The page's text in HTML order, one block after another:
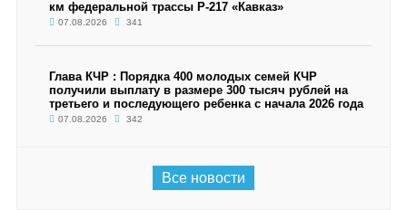
км федеральной трассы Р-217 «Кавказ»
07.08.2026 341
Глава КЧР : Порядка 400 молодых семей КЧР
получили выплату в размере 300 тысяч рублей на
третьего и последующего ребенка с начала 2026 года
07.08.2026 342
Все новости